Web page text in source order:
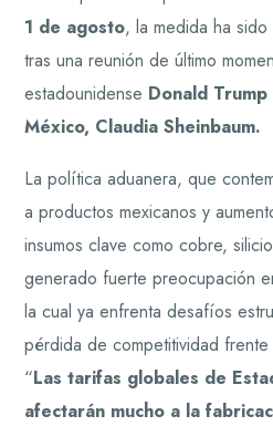
1 de agosto, la medida ha sido
tras una reunión de último
estadounidense Donald
México, Claudia Sheinbaum.
La política aduanera, que
a productos mexicanos y
insumos clave como cobre,
generado fuerte preocupación
la cual ya enfrenta desafíos
pérdida de competitividad
“Las tarifas globales de
afectarán mucho a la